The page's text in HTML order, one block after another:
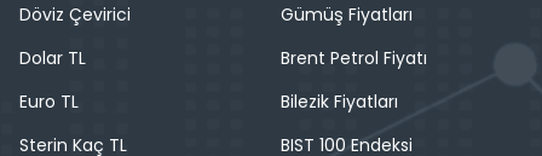
Döviz Çevirici
Dolar TL
Euro TL
Sterin Kaç TL
Gümüş Fiyatları
Brent Petrol Fiyatı
Bilezik Fiyatları
BIST 100 Endeksi